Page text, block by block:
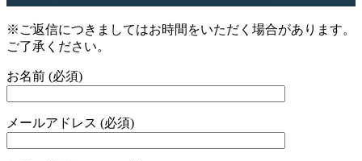
※ご返信につきましてはお時間をいただく場合があります。
ご了承ください。
お名前 (必須)
メールアドレス (必須)